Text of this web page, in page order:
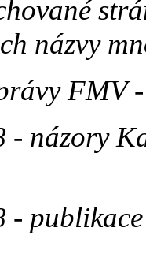
názvy
FMV
- názory
-